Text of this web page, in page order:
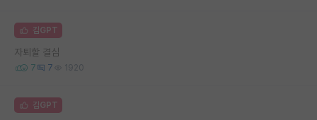
김GPT
자퇴할 결심
7 7 1920
김GPT